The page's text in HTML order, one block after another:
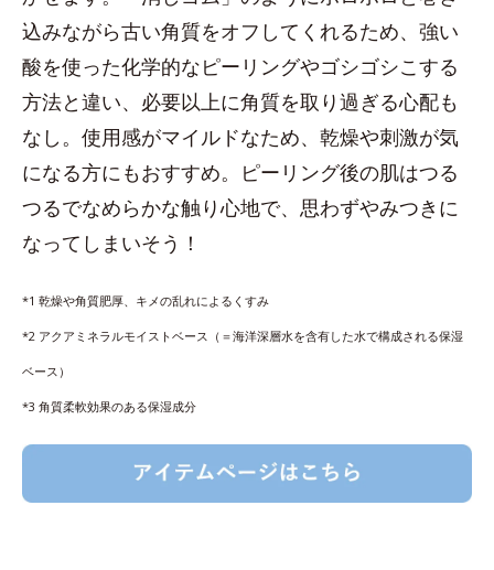
込みながら古い角質をオフしてくれるため、強い
酸を使った化学的なピーリングやゴシゴシこする
方法と違い、必要以上に角質を取り過ぎる心配も
なし。使用感がマイルドなため、乾燥や刺激が気
になる方にもおすすめ。ピーリング後の肌はつる
つるでなめらかな触り心地で、思わずやみつきに
なってしまいそう！
*1 乾燥や角質肥厚、キメの乱れによるくすみ
*2 アクアミネラルモイストベース（＝海洋深層水を含有した水で構成される保湿
ベース）
*3 角質柔軟効果のある保湿成分